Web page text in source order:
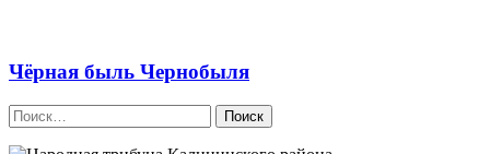
Чёрная быль Чернобыля
Найти: